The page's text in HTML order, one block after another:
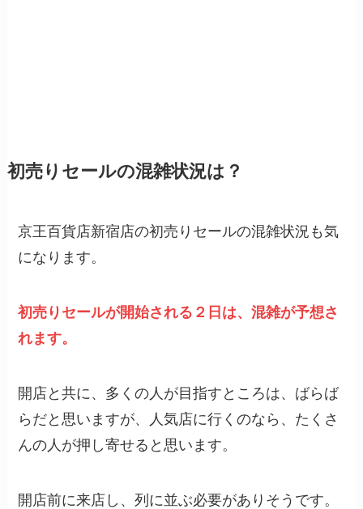
初売りセールの混雑状況は？
京王百貨店新宿店の初売りセールの混雑状況も気
になります。
初売りセールが開始される２日は、混雑が予想さ
れます。
開店と共に、多くの人が目指すところは、ばらば
らだと思いますが、人気店に行くのなら、たくさ
んの人が押し寄せると思います。
開店前に来店し、列に並ぶ必要がありそうです。